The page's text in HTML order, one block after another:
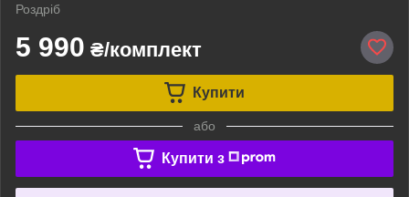
Роздріб
5 990 ₴/комплект
Купити
або
Купити з